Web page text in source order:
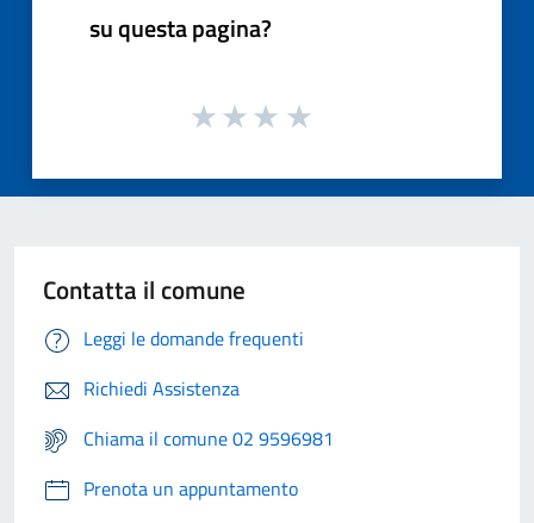
su questa pagina?
Contatta il comune
Leggi le domande frequenti
Richiedi Assistenza
Chiama il comune 02 9596981
Prenota un appuntamento